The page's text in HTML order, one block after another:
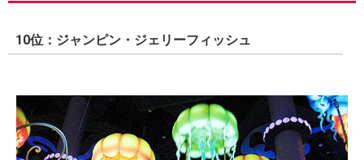
10位：ジャンピン・ジェリーフィッシュ